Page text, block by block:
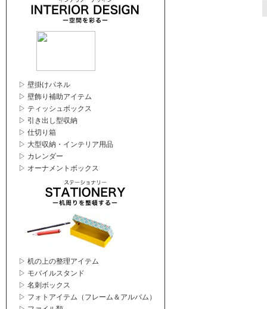
▷ 壁掛けパネル
▷ 壁飾り補助アイテム
▷ ティッシュボックス
▷ 引き出し型収納
▷ 仕切り箱
▷ 大型収納・インテリア用品
▷ カレンダー
▷ オーナメントボックス
▷ 机の上の整理アイテム
▷ モバイルスタンド
▷ 名刺ボックス
▷ フォトアイテム（フレーム＆アルバム）